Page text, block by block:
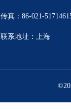
传真：86-021-
联系地址：上海